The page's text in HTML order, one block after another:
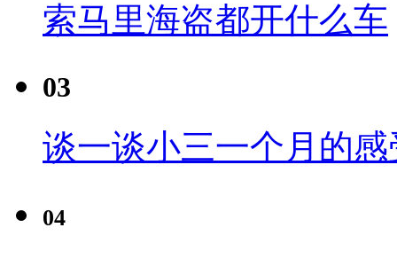
索马里海盗都开什么车
03
谈一谈小三一个月的感
04